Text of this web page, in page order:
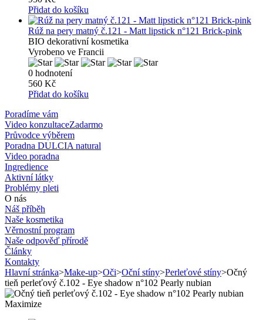
Přidat do košíku
Rúž na pery matný č.121 - Matt lipstick n°121 Brick-pink
BIO dekorativní kosmetika
Vyrobeno ve Francii
0 hodnotení
560 Kč
Přidat do košíku
Poradíme vám
Video konzultaceZadarmo
Průvodce výběrem
Poradna DULCIA natural
Video poradna
Ingredience
Aktivní látky
Problémy pleti
O nás
Náš příběh
Naše kosmetika
Věrnostní program
Naše odpověď přírodě
Články
Kontakty
Hlavní stránka>Make-up>Oči>Oční stíny>Perleťové stíny>Očný
tieň perleťový č.102 - Eye shadow n°102 Pearly nubian
Maximize